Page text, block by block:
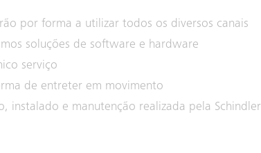
por forma a utilizar todos os diversos canais
soluções de software e hardware
serviço
de entreter em movimento
instalado e manutenção realizada pela Schindler